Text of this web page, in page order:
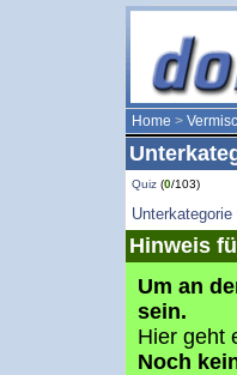
Home >
Quiz (0/103)
Hinweis
Um an
sein.
Hier geht
Noch